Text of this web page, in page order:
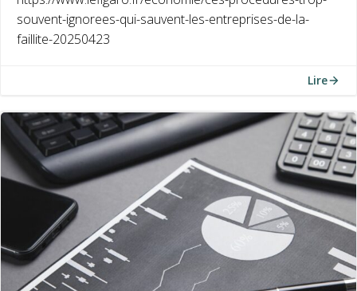
souvent-ignorees-qui-sauvent-les-entreprises-de-la-
faillite-20250423
Lire